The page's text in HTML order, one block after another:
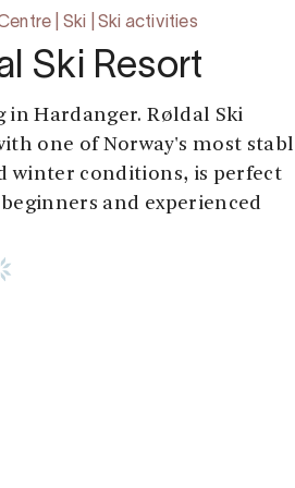
| Ski | Ski activities
Ski Resort
in Hardanger. Røldal Ski
one of Norway's most
winter conditions, is perfect
and experienced